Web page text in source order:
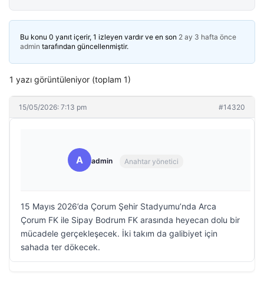
Bu konu 0 yanıt içerir, 1 izleyen vardır ve en son 2 ay 3 hafta önce
admin tarafından güncellenmiştir.
1 yazı görüntüleniyor (toplam 1)
15/05/2026: 7:13 pm #14320
A admin Anahtar yönetici
15 Mayıs 2026’da Çorum Şehir Stadyumu’nda Arca
Çorum FK ile Sipay Bodrum FK arasında heyecan dolu bir
mücadele gerçekleşecek. İki takım da galibiyet için
sahada ter dökecek.